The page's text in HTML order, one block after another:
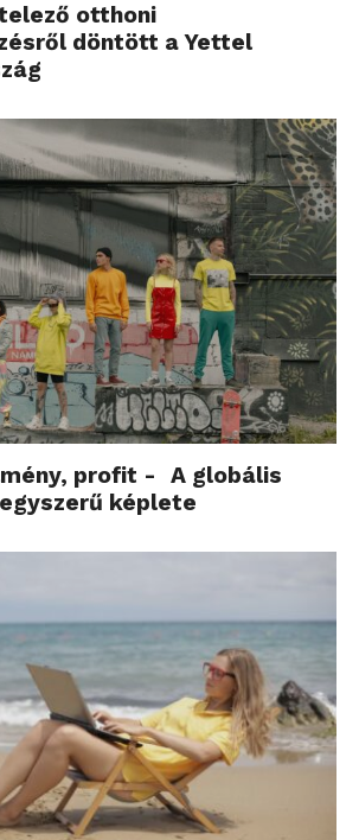
otthoni
döntött a Yettel
profit - A globális
képlete